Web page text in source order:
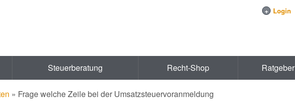
+ Login
Steuerberatung Recht-Shop Ratgeber
» Frage welche Zeile bei der Umsatzsteuervoranmeldung